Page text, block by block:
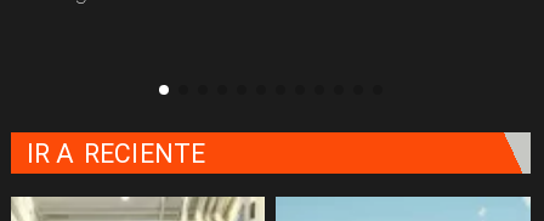
IR A RECIENTE